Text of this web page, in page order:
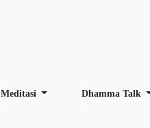
Meditasi Dhamma Talk